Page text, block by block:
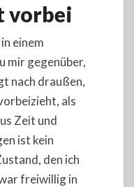
vorbei
einem
mir gegenüber,
nach draußen,
als
Zeit und
ist kein
den ich
freiwillig in